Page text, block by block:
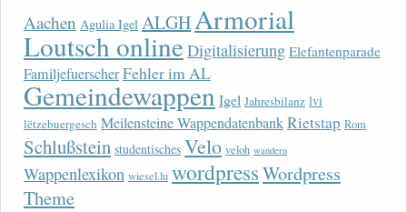
Aachen Agulia Igel ALGHArmorial
Loutsch onlineDigitalisierung Elefantenparade
FamiljefuerscherFehler im AL
Gemeindewappen Igel Jahresbilanz lvi
lëtzebuergesch Meilensteine WappendatenbankRietstap Rom
Schlußstein studentisches Velo veloh wandern
Wappenlexikon wiesel.lu wordpressWordpress
Theme